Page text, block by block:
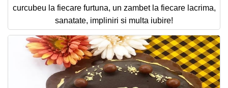
curcubeu la fiecare furtuna, un zambet la fiecare lacrima,
sanatate, impliniri si multa iubire!